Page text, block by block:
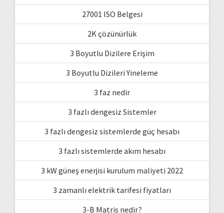
27001 ISO Belgesi
2K çözünürlük
3 Boyutlu Dizilere Erişim
3 Boyutlu Dizileri Yineleme
3 faz nedir
3 fazlı dengesiz Sistemler
3 fazlı dengesiz sistemlerde güç hesabı
3 fazlı sistemlerde akım hesabı
3 kW güneş enerjisi kurulum maliyeti 2022
3 zamanlı elektrik tarifesi fiyatları
3-B Matris nedir?